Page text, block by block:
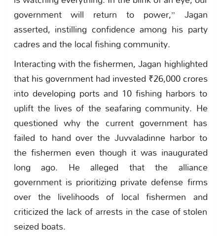
government will return to power,” Jagan
asserted, instilling confidence among his party
cadres and the local fishing community.
Interacting with the fishermen, Jagan highlighted
that his government had invested ₹26,000 crores
into developing ports and 10 fishing harbors to
uplift the lives of the seafaring community. He
questioned why the current government has
failed to hand over the Juvvaladinne harbor to
the fishermen even though it was inaugurated
long ago. He alleged that the alliance
government is prioritizing private defense firms
over the livelihoods of local fishermen and
criticized the lack of arrests in the case of stolen
seized boats.